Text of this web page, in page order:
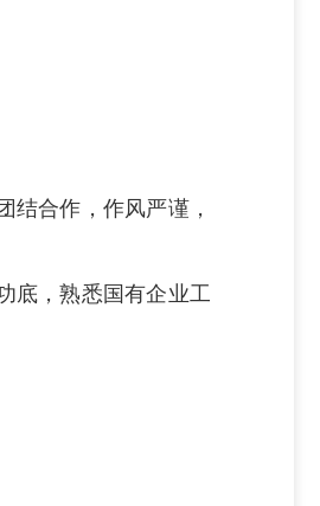
结合作，作风严谨，
底，熟悉国有企业工